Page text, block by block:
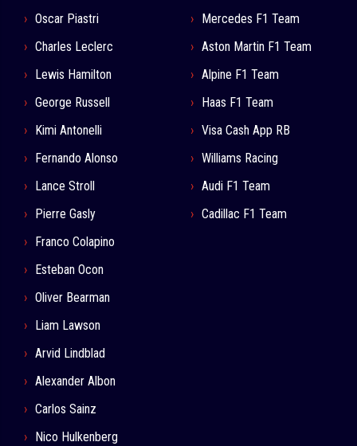
Oscar Piastri
Charles Leclerc
Lewis Hamilton
George Russell
Kimi Antonelli
Fernando Alonso
Lance Stroll
Pierre Gasly
Franco Colapino
Esteban Ocon
Oliver Bearman
Liam Lawson
Arvid Lindblad
Alexander Albon
Carlos Sainz
Nico Hulkenberg
Mercedes F1 Team
Aston Martin F1 Team
Alpine F1 Team
Haas F1 Team
Visa Cash App RB
Williams Racing
Audi F1 Team
Cadillac F1 Team